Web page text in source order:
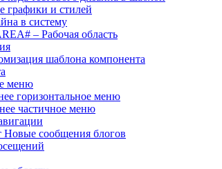
графики и стилей
в систему
– Рабочая область
шаблона компонента
меню
горизонтальное меню
частичное меню
Новые сообщения блогов